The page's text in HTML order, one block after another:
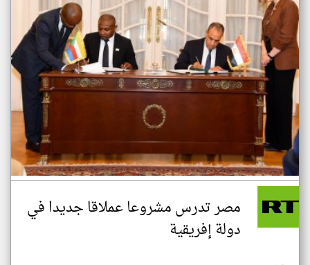
مصر تدرس مشروعا عملاقا جديدا في
دولة إفريقية